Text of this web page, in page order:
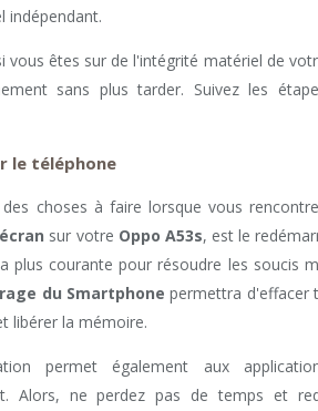
indépendant.
vous êtes sur de l'intégrité matériel de
sans plus tarder. Suivez les
le téléphone
choses à faire lorsque vous
sur votre Oppo A53s, est le
plus courante pour résoudre les soucis
du Smartphone permettra d'effacer
libérer la mémoire.
permet également aux
Alors, ne perdez pas de temps et